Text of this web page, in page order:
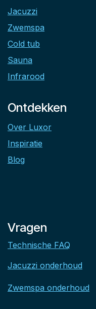
Jacuzzi
Zwemspa
Cold tub
Sauna
Infrarood
Ontdekken
Over Luxor
Inspiratie
Blog
Vragen
Technische FAQ
Jacuzzi onderhoud
Zwemspa onderhoud